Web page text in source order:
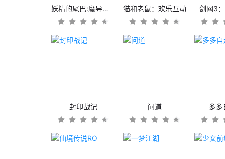
妖精的尾巴:魔导少年 猫和老鼠：欢乐互动 剑网3
封印战记 问道 多多